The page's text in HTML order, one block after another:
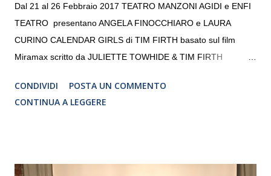
Dal 21 al 26 Febbraio 2017 TEATRO MANZONI AGIDI e ENFI
TEATRO presentano ANGELA FINOCCHIARO e LAURA
CURINO CALENDAR GIRLS di TIM FIRTH basato sul film
Miramax scritto da JULIETTE TOWHIDE & TIM FIRTH
CRISTINA PEZZOLI
CONDIVIDI
POSTA UN COMMENTO
CONTINUA A LEGGERE